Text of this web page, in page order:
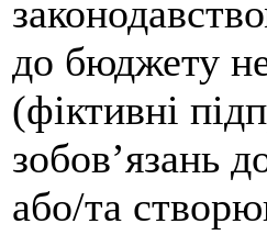
до бюджету
(фіктивні
зобов’язань
або/та